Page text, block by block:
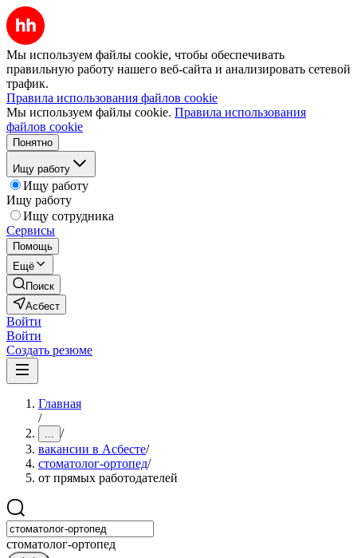
Мы используем файлы cookie, чтобы обеспечивать
правильную работу нашего веб-сайта и анализировать сетевой
трафик.
Правила использования файлов cookie
Мы используем файлы cookie. Правила использования
файлов cookie
Понятно
Ищу работу
Ищу работу
Ищу работу
Ищу сотрудника
Сервисы
Помощь
Ещё
Поиск
Асбест
Войти
Войти
Создать резюме
Главная
/
... /
вакансии в Асбесте/
стоматолог-ортопед/
от прямых работодателей
стоматолог-ортопед